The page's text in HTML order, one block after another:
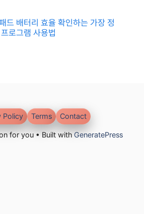
드 배터리 효율 확인하는 가장 정
로그램 사용법
for you • Built with GeneratePress
Policy Terms Contact